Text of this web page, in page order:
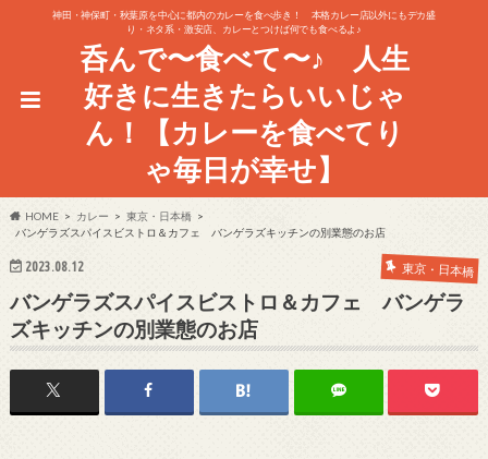
神田・神保町・秋葉原を中心に都内のカレーを食べ歩き！ 本格カレー店以外にもデカ盛
り・ネタ系・激安店、カレーとつけば何でも食べるよ♪
呑んで〜食べて〜♪ 人生
好きに生きたらいいじゃ
ん！【カレーを食べてり
ゃ毎日が幸せ】
HOME カレー
東京・日本橋
バンゲラズスパイスビストロ＆カフェ バンゲラズキッチンの別業態のお店
2023.08.12 東京・日本橋
バンゲラズスパイスビストロ＆カフェ バンゲラ
ズキッチンの別業態のお店